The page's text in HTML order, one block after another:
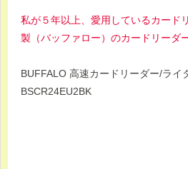
私が５年以上、愛用しているカード
製（バッファロー）のカードリーダ
BUFFALO 高速カードリーダー/ライ
BSCR24EU2BK